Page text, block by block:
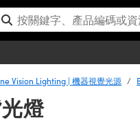
Vision Lighting | 機器視覺光源
燈